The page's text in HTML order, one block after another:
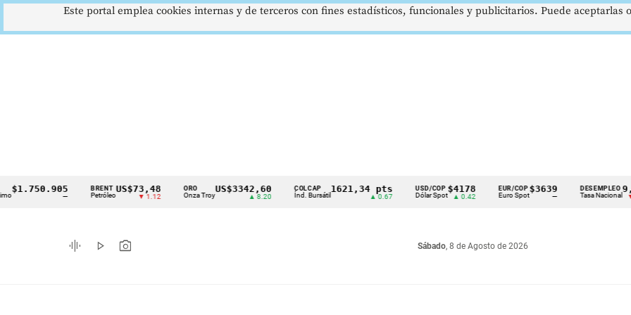
Cintillo
indicadores
económicos
BRENT
Petróleo
US$73,48
▼ 1.12 Onza Troy
US$3342,60
▲ 8.20
COLCAP
Índ. Bursátil
1621,34 pts
▲ 0.67
USD/COP
Dólar Spot
$4178
▲ 0.42
EUR/COP
Euro Spot
$3639 DESEMPLEO
Tasa Nacional
9,9 %
▼ 0.30
graphic_eq play_arrow photo_camera Sábado, 8 de Agosto de 2026
Este portal emplea cookies internas y de terceros con fines estadísticos, funcionales y publicitarios. Puede aceptarlas